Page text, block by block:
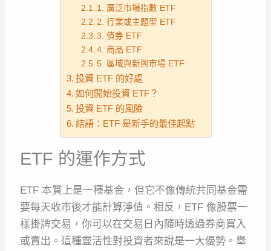
1. 廣泛市場指數 ETF
2. 行業或主題型 ETF
3. 債券 ETF
4. 商品 ETF
5. 區域與新興市場 ETF
投資 ETF 的好處
如何開始投資 ETF？
投資 ETF 的風險
結語：ETF 是新手的最佳起點
ETF 的運作方式
ETF 本質上是一種基金，但它不像傳統共同基金需
要每天收市後才能計算淨值。相反，ETF 像股票一
樣掛牌交易，你可以在交易日內隨時透過券商買入
或賣出。這種靈活性對投資者來說是一大優勢。舉